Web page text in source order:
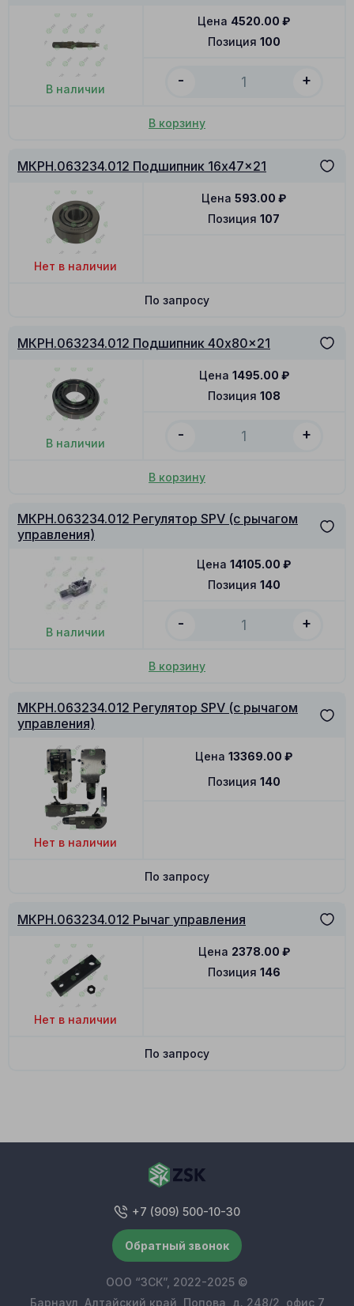
В наличии
Позиция 100
Цена 4520.00 ₽
- +
В корзину
МКРН.063234.012 Подшипник 16x47x21
Нет в наличии
Позиция 107
Цена 593.00 ₽
По запросу
МКРН.063234.012 Подшипник 40x80x21
В наличии
Позиция 108
Цена 1495.00 ₽
- +
В корзину
МКРН.063234.012 Регулятор SPV (с рычагом
управления)
В наличии
Позиция 140
Цена 14105.00 ₽
- +
В корзину
МКРН.063234.012 Регулятор SPV (с рычагом
управления)
Нет в наличии
Позиция 140
Цена 13369.00 ₽
По запросу
МКРН.063234.012 Рычаг управления
Нет в наличии
Позиция 146
Цена 2378.00 ₽
По запросу
+7 (909) 500-10-30
Обратный звонок
ООО “ЗСК”, 2022-2025 ©
Барнаул, Алтайский край, Попова, д. 248/2, офис 7